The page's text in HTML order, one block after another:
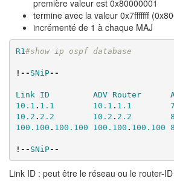
première valeur est 0x80000001
termine avec la valeur 0x7fffffff
incrémenté de 1 à chaque MAJ
R1 #show ip ospf database
!-- SNiP--
Link ID ADV Router
10.1 . 1.1 10.1 . 1.1
10.2 . 2.2 10.2 . 2.2
100.100 . 100.100 100.100 . 100.100
!-- SNiP--
Link ID : peut être le réseau ou le router-